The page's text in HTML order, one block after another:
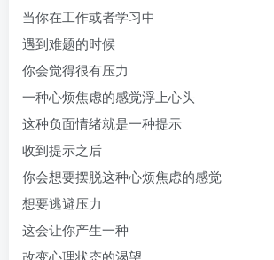
当你在工作或者学习中
遇到难题的时候
你会觉得很有压力
一种心烦焦虑的感觉浮上心头
这种负面情绪就是一种提示
收到提示之后
你会想要摆脱这种心烦焦虑的感觉
想要逃避压力
这会让你产生一种
改变心理状态的渴望